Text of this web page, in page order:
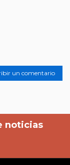
un comentario
noticias